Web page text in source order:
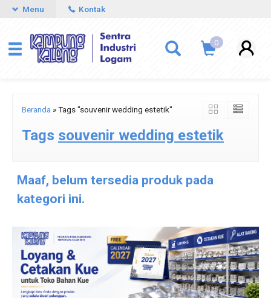
Menu Kontak
0
Beranda »Tags "souvenir wedding estetik"
Tags souvenir wedding estetik
Maaf, belum tersedia produk pada
kategori ini.